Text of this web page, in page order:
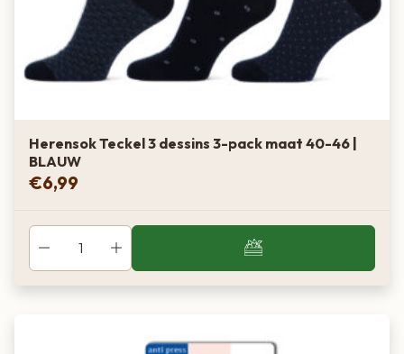
Singapore
Donker
Koel grijs
Graphite
Donker
Warm bruin-grijs
Herensok Teckel 3 dessins 3-pack maat 40-46 |
BLAUW
€6,99